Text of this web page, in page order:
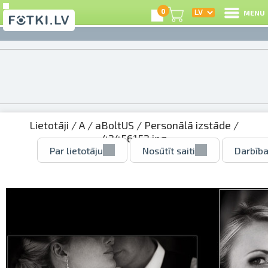
0 MENU
Lietotāji /A / aBoltUS / Personālā izstāde /
42456152.jpg
Par lietotāju Nosūtīt saiti